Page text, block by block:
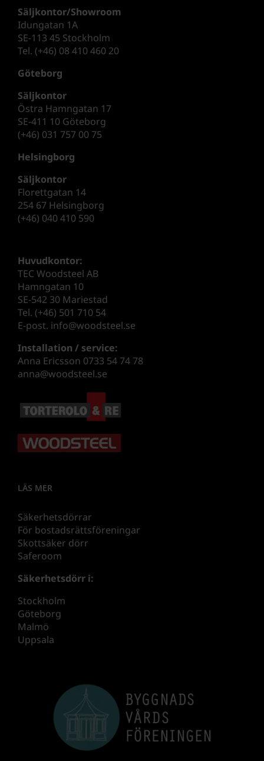
Säljkontor/Showroom
Idungatan 1A
SE-113 45 Stockholm
Tel. (+46) 08 410 460 20
Göteborg
Säljkontor
Östra Hamngatan 17
SE-411 10 Göteborg
(+46) 031 757 00 75
Helsingborg
Säljkontor
Florettgatan 14
254 67 Helsingborg
(+46) 040 410 590
Huvudkontor:
TEC Woodsteel AB
Hamngatan 10
SE-542 30 Mariestad
Tel. (+46) 501 710 54
E-post. info@woodsteel.se
Installation / service:
Anna Ericsson 0733 54 74 78
anna@woodsteel.se
LÄS MER
Säkerhetsdörrar
För bostadsrättsföreningar
Skottsäker dörr
Saferoom
Säkerhetsdörr i:
Stockholm
Göteborg
Malmö
Uppsala